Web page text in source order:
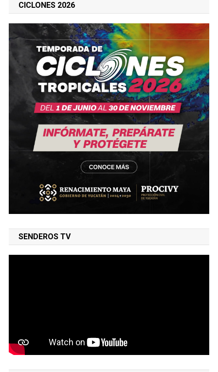
CICLONES 2026
SENDEROS TV